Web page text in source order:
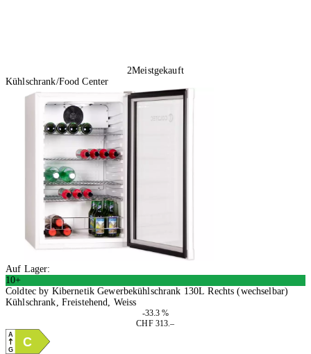
2Meistgekauft
Kühlschrank/Food Center
Auf Lager:
10+
Coldtec by Kibernetik Gewerbekühlschrank 130L Rechts (wechselbar)
Kühlschrank, Freistehend, Weiss
-33.3 %
CHF 313.–
C
A
G